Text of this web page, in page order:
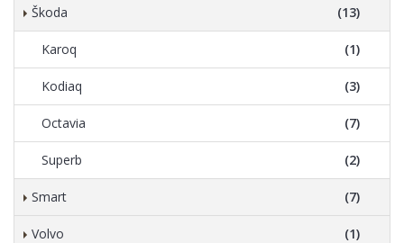
Škoda (13)
Karoq (1)
Kodiaq (3)
Octavia (7)
Superb (2)
Smart (7)
Volvo (1)